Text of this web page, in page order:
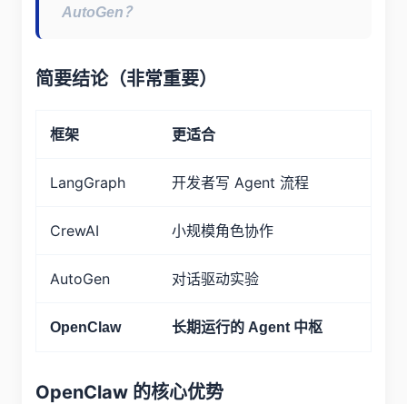
AutoGen？
简要结论（非常重要）
框架 更适合
LangGraph 开发者写 Agent 流程
CrewAI 小规模角色协作
AutoGen 对话驱动实验
OpenClaw 长期运行的 Agent 中枢
OpenClaw 的核心优势